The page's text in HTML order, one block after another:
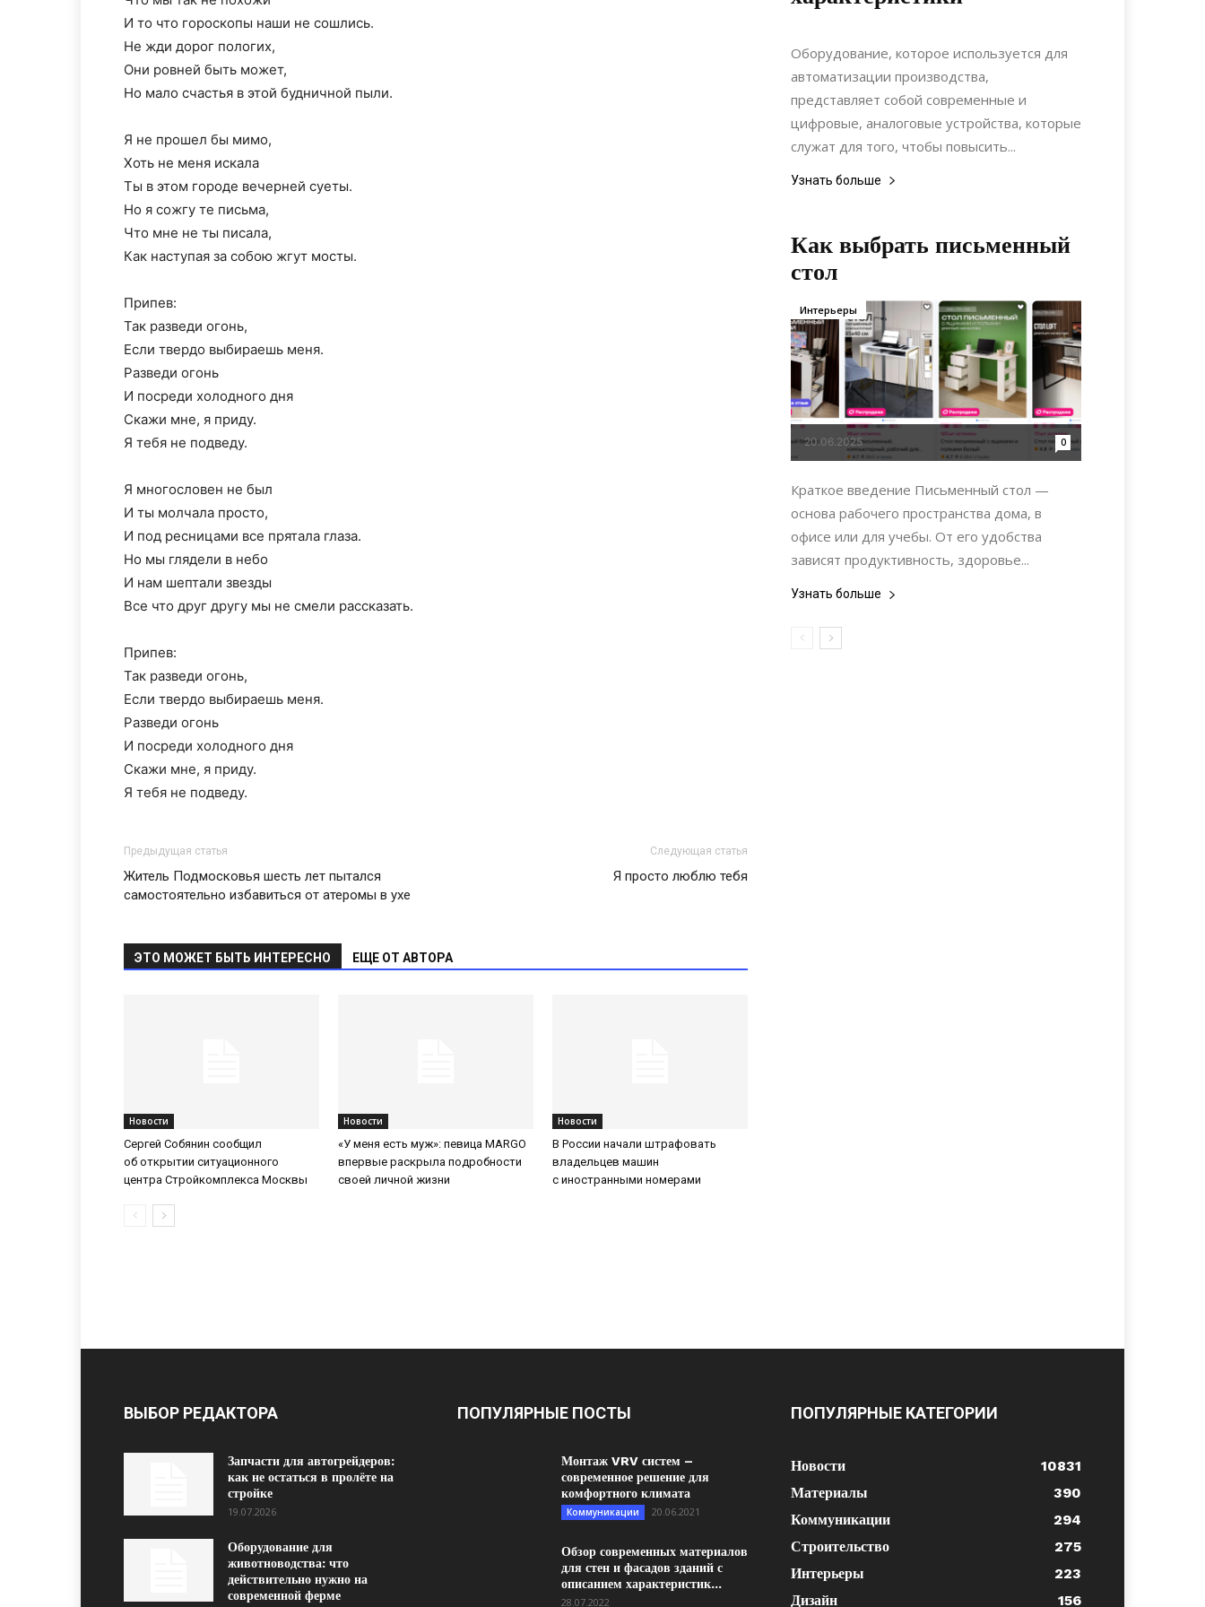
И то что гороскопы наши не сошлись.
Не жди дорог пологих,
Они ровней быть может,
Но мало счастья в этой будничной пыли.
Я не прошел бы мимо,
Хоть не меня искала
Ты в этом городе вечерней суеты.
Но я сожгу те письма,
Что мне не ты писала,
Как наступая за собою жгут мосты.
Припев:
Так разведи огонь,
Если твердо выбираешь меня.
Разведи огонь
И посреди холодного дня
Скажи мне, я приду.
Я тебя не подведу.
Я многословен не был
И ты молчала просто,
И под ресницами все прятала глаза.
Но мы глядели в небо
И нам шептали звезды
Все что друг другу мы не смели рассказать.
Припев:
Так разведи огонь,
Если твердо выбираешь меня.
Разведи огонь
И посреди холодного дня
Скажи мне, я приду.
Я тебя не подведу.
Предыдущая статья
Житель Подмосковья шесть лет пытался
самостоятельно избавиться от атеромы в ухе
Следующая статья
Я просто люблю тебя
ЭТО МОЖЕТ БЫТЬ ИНТЕРЕСНО ЕЩЕ ОТ АВТОРА
Новости
Сергей Собянин сообщил
об открытии ситуационного
центра Стройкомплекса Москвы
Новости
«У меня есть муж»: певица MARGO
впервые раскрыла подробности
своей личной жизни
Новости
В России начали штрафовать
владельцев машин
с иностранными номерами
18.06.2020
Оборудование, которое используется для
автоматизации производства,
представляет собой современные и
цифровые, аналоговые устройства, которые
служат для того, чтобы повысить...
Узнать больше
Как выбрать письменный
стол
20.06.2025 0
Интерьеры
Краткое введение Письменный стол —
основа рабочего пространства дома, в
офисе или для учебы. От его удобства
зависят продуктивность, здоровье...
Узнать больше
ВЫБОР РЕДАКТОРА
Запчасти для автогрейдеров:
как не остаться в пролёте на
стройке
19.07.2026
Оборудование для
животноводства: что
действительно нужно на
современной ферме
ПОПУЛЯРНЫЕ ПОСТЫ
Монтаж VRV систем –
современное решение для
комфортного климата
Коммуникации 20.06.2021
Обзор современных материалов
для стен и фасадов зданий с
описанием характеристик...
28.07.2022
ПОПУЛЯРНЫЕ КАТЕГОРИИ
Новости
10831
Материалы
390
Коммуникации
294
Строительство
275
Интерьеры
223
Дизайн
156